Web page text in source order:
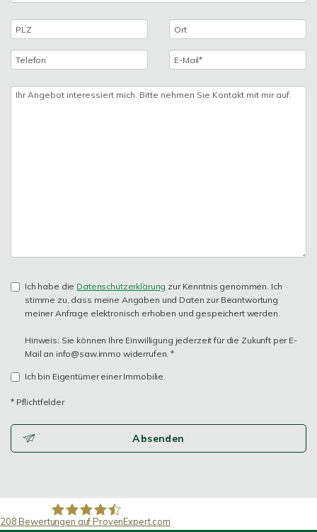
Ich habe die Datenschutzerklärung zur Kenntnis genommen. Ich
stimme zu, dass meine Angaben und Daten zur Beantwortung
meiner Anfrage elektronisch erhoben und gespeichert werden.
Hinweis: Sie können Ihre Einwilligung jederzeit für die Zukunft per E-
Mail an info@saw.immo widerrufen. *
Ich bin Eigentümer einer Immobilie.
* Pflichtfelder
Absenden
208 Bewertungen auf ProvenExpert.com